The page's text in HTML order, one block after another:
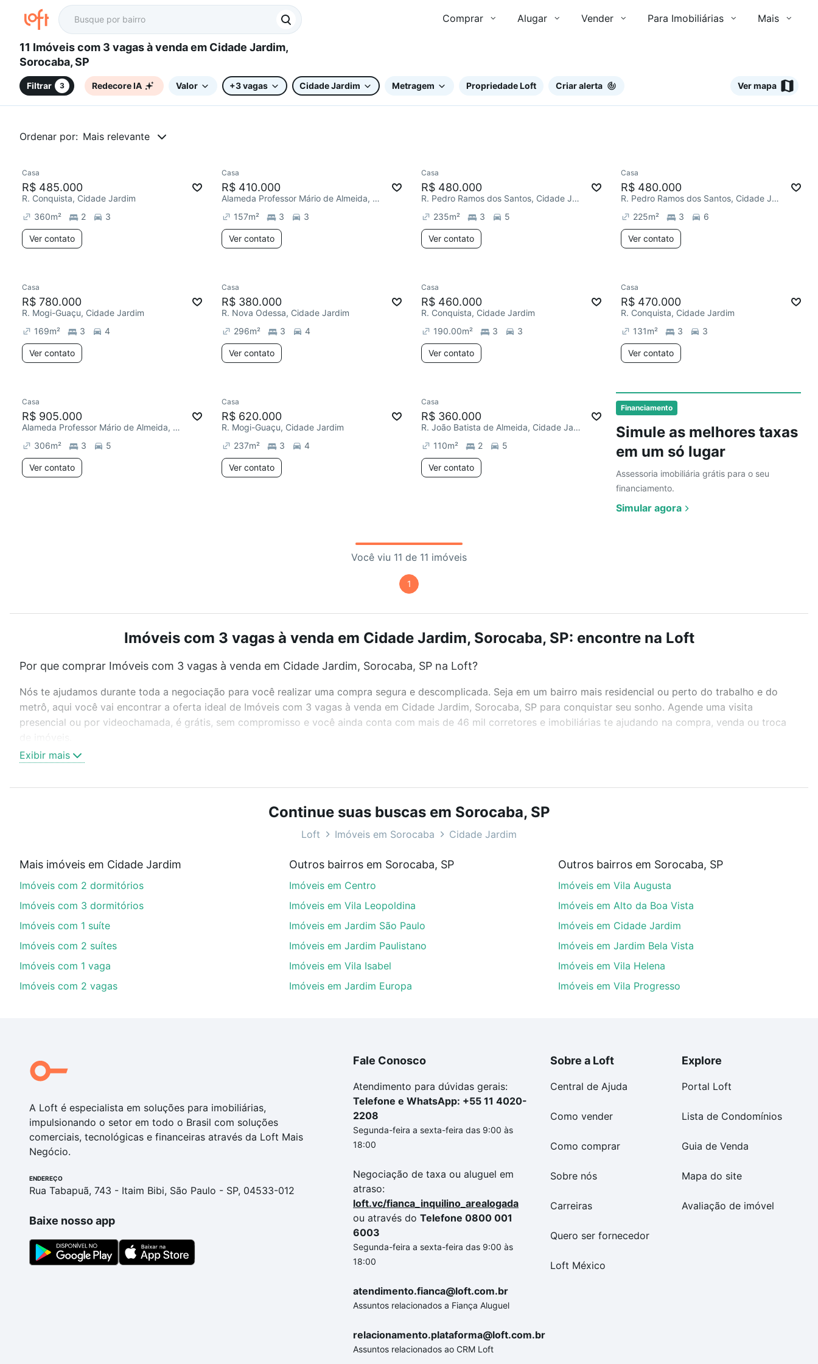
Comprar Alugar Vender Para Imobiliárias Mais
11 Imóveis com 3 vagas à venda em Cidade Jardim,
Sorocaba, SP
Filtrar 3 Redecore IA Valor +3 vagas Cidade Jardim Metragem Propriedade Loft Criar alerta Ver mapa
Ordenar por: Mais relevante
Financiamento
Simule as melhores taxas
em um só lugar
Assessoria imobiliária grátis para o seu
financiamento.
Simular agora
Casa
R$ 485.000
R. Conquista, Cidade Jardim
360m² 2 3
Ver contato
Chegou este mês
Casa
R$ 410.000
Alameda Professor Mário de Almeida, Cidade Jardim
157m² 3 3
Ver contato
Casa
R$ 480.000
R. Pedro Ramos dos Santos, Cidade Jardim
235m² 3 5
Ver contato
Casa
R$ 480.000
R. Pedro Ramos dos Santos, Cidade Jardim
225m² 3 6
Ver contato
Casa
R$ 780.000
R. Mogi-Guaçu, Cidade Jardim
169m² 3 4
Ver contato
Casa
R$ 380.000
R. Nova Odessa, Cidade Jardim
296m² 3 4
Ver contato
Casa
R$ 460.000
R. Conquista, Cidade Jardim
190.00m² 3 3
Ver contato
Chegou este mês
Casa
R$ 470.000
R. Conquista, Cidade Jardim
131m² 3 3
Ver contato
Ver
Casa
R$ 905.000
Alameda Professor Mário de Almeida, Cidade Jardim
306m² 3 5
Ver contato
Casa
R$ 620.000
R. Mogi-Guaçu, Cidade Jardim
237m² 3 4
Ver contato
Casa
R$ 360.000
R. João Batista de Almeida, Cidade Jardim
110m² 2 5
Ver contato
Você viu 11 de 11 imóveis
1
Imóveis com 3 vagas à venda em Cidade Jardim, Sorocaba, SP: encontre na Loft
Por que comprar Imóveis com 3 vagas à venda em Cidade Jardim, Sorocaba, SP na Loft?
Nós te ajudamos durante toda a negociação para você realizar uma compra segura e descomplicada. Seja em um bairro mais residencial ou perto do trabalho e do
metrô, aqui você vai encontrar a oferta ideal de Imóveis com 3 vagas à venda em Cidade Jardim, Sorocaba, SP para conquistar seu sonho. Agende uma visita
presencial ou por videochamada, é grátis, sem compromisso e você ainda conta com mais de 46 mil corretores e imobiliárias te ajudando na compra, venda ou troca
Como escolher um imóvel?
Use barra de busca no topo para pesquisar por ruas, bairros e até condomínios favoritos. Você também pode usar os filtros como quantidade de quartos, suítes, com
ou sem vaga de garagem para combinar perfeitamente com o preço, metragem e comodidades, como piscina, academia, salão de festas ou área verde e encontrar
Imóveis com 3 vagas à venda em Cidade Jardim, Sorocaba, SP ideal para você na Loft.
Aqui na Loft temos a oferta ideal para você, com Imóveis com 3 vagas à venda em Cidade Jardim, Sorocaba, SP que custam a partir de R$ 0 e com nossas opções de
financiamento imobiliário as parcelas podem se adequar ao seu orçamento. Se ainda tem alguma dúvida dos custos envolvidos no processo de compra, veja em nosso
portal quanto custa comprar um apartamento e conte com a gente para comprar o imóvel dos seus sonhos com segurança e conforto. Loft, com você até as chaves.
Exibir mais
Continue suas buscas em Sorocaba, SP
Loft Imóveis em Sorocaba Cidade Jardim
Mais imóveis em Cidade Jardim
Imóveis com 2 dormitórios
Imóveis com 3 dormitórios
Imóveis com 1 suíte
Imóveis com 2 suítes
Imóveis com 1 vaga
Imóveis com 2 vagas
Outros bairros em Sorocaba, SP
Imóveis em Centro
Imóveis em Vila Leopoldina
Imóveis em Jardim São Paulo
Imóveis em Jardim Paulistano
Imóveis em Vila Isabel
Imóveis em Jardim Europa
Outros bairros em Sorocaba, SP
Imóveis em Vila Augusta
Imóveis em Alto da Boa Vista
Imóveis em Cidade Jardim
Imóveis em Jardim Bela Vista
Imóveis em Vila Helena
Imóveis em Vila Progresso
A Loft é especialista em soluções para imobiliárias,
impulsionando o setor em todo o Brasil com soluções
comerciais, tecnológicas e financeiras através da Loft Mais
Negócio.
ENDEREÇO
Rua Tabapuã, 743 - Itaim Bibi, São Paulo - SP, 04533-012
Baixe nosso app
Fale Conosco
Atendimento para dúvidas gerais:
Telefone e WhatsApp: +55 11 4020-
2208
Segunda-feira a sexta-feira das 9:00 às
18:00
Negociação de taxa ou aluguel em
atraso:
loft.vc/fianca_inquilino_arealogada
ou através do Telefone 0800 001
6003
Segunda-feira a sexta-feira das 9:00 às
18:00
atendimento.fianca@loft.com.br
Assuntos relacionados a Fiança Aluguel
relacionamento.plataforma@loft.com.br
Assuntos relacionados ao CRM Loft
Sobre a Loft
Central de Ajuda
Como vender
Como comprar
Sobre nós
Carreiras
Quero ser fornecedor
Loft México
Explore
Portal Loft
Lista de Condomínios
Guia de Venda
Mapa do site
Avaliação de imóvel